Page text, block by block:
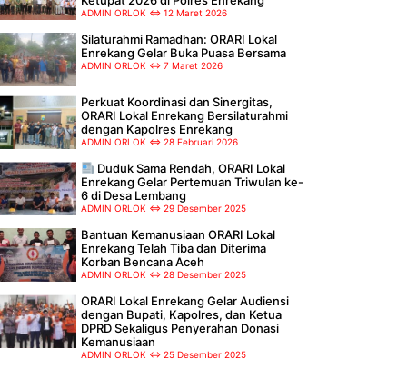
ADMIN ORLOK 12 Maret 2026
Silaturahmi Ramadhan: ORARI Lokal
Enrekang Gelar Buka Puasa Bersama
ADMIN ORLOK 7 Maret 2026
Perkuat Koordinasi dan Sinergitas,
ORARI Lokal Enrekang Bersilaturahmi
dengan Kapolres Enrekang
ADMIN ORLOK 28 Februari 2026
Duduk Sama Rendah, ORARI Lokal
Enrekang Gelar Pertemuan Triwulan ke-
6 di Desa Lembang
ADMIN ORLOK 29 Desember 2025
Bantuan Kemanusiaan ORARI Lokal
Enrekang Telah Tiba dan Diterima
Korban Bencana Aceh
ADMIN ORLOK 28 Desember 2025
ORARI Lokal Enrekang Gelar Audiensi
dengan Bupati, Kapolres, dan Ketua
DPRD Sekaligus Penyerahan Donasi
Kemanusiaan
ADMIN ORLOK 25 Desember 2025